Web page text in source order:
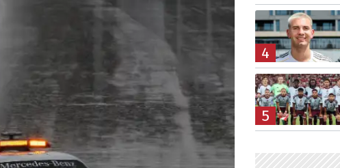
4
5